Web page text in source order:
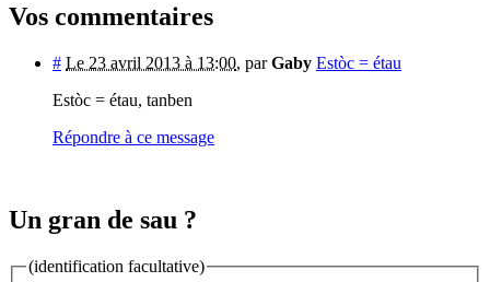
Vos commentaires
# Le 23 avril 2013 à 13:00, parGaby Estòc = étau
Estòc = étau, tanben
Répondre à ce message
Un gran de sau ?
(identification facultative)